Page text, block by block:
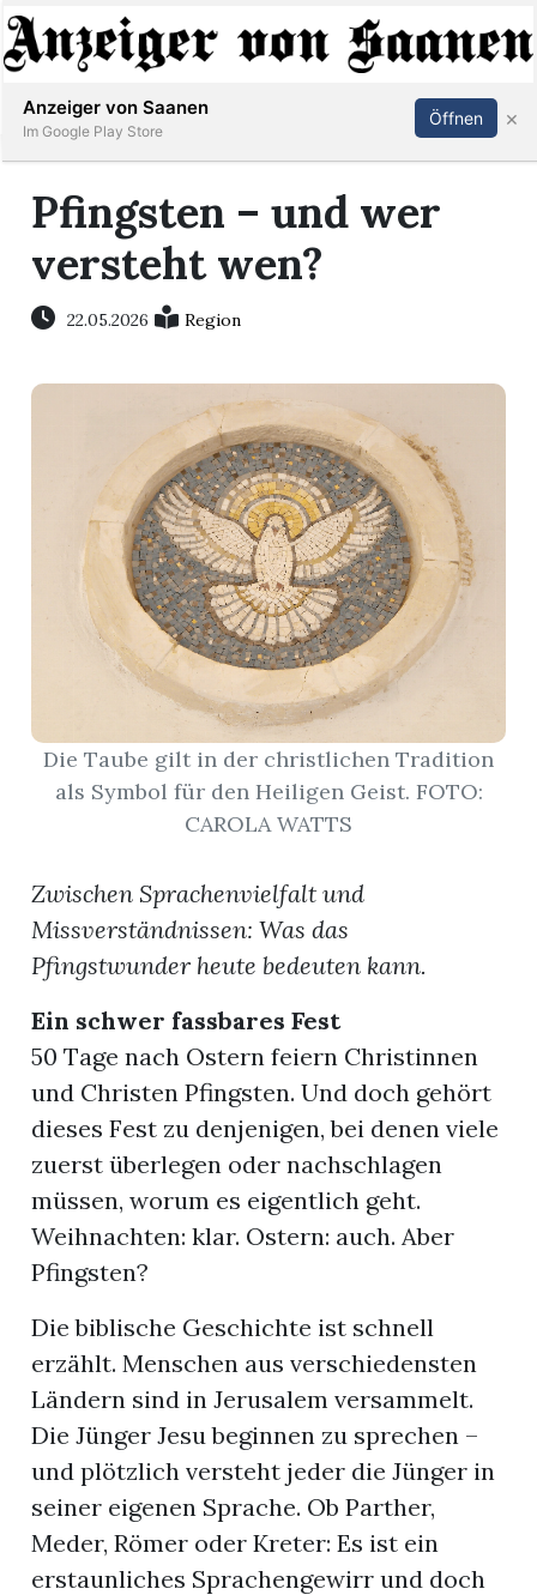
Abonnieren Anmelden
Pfingsten – und wer
versteht wen?
22.05.2026 Region
Die Taube gilt in der christlichen Tradition
als Symbol für den Heiligen Geist. FOTO:
CAROLA WATTS
Zwischen Sprachenvielfalt und
Missverständnissen: Was das
Pfingstwunder heute bedeuten kann.
Ein schwer fassbares Fest
50 Tage nach Ostern feiern Christinnen
und Christen Pfingsten. Und doch gehört
dieses Fest zu denjenigen, bei denen viele
zuerst überlegen oder nachschlagen
müssen, worum es eigentlich geht.
Weihnachten: klar. Ostern: auch. Aber
Pfingsten?
Die biblische Geschichte ist schnell
erzählt. Menschen aus verschiedensten
Ländern sind in Jerusalem versammelt.
Die Jünger Jesu beginnen zu sprechen –
und plötzlich versteht jeder die Jünger in
seiner eigenen Sprache. Ob Parther,
Meder, Römer oder Kreter: Es ist ein
erstaunliches Sprachengewirr und doch
Anzeiger von Saanen
Im Google Play Store
Öffnen ×